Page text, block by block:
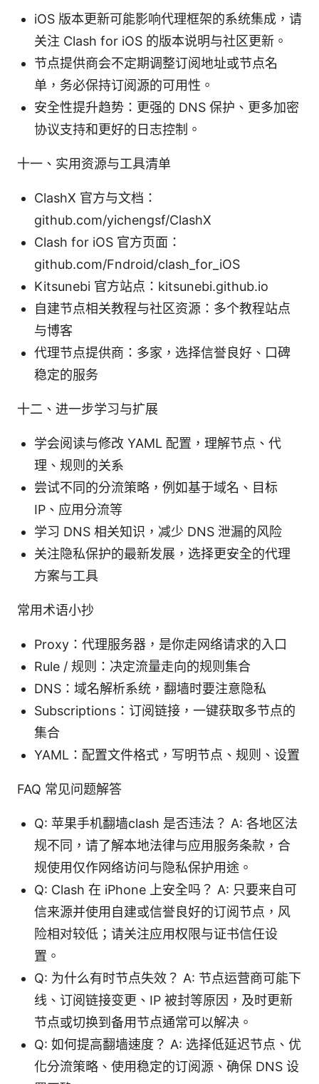
iOS 版本更新可能影响代理框架的系统集成，请
关注 Clash for iOS 的版本说明与社区更新。
节点提供商会不定期调整订阅地址或节点名
单，务必保持订阅源的可用性。
安全性提升趋势：更强的 DNS 保护、更多加密
协议支持和更好的日志控制。
十一、实用资源与工具清单
ClashX 官方与文档：
github.com/yichengsf/ClashX
Clash for iOS 官方页面：
github.com/Fndroid/clash_for_iOS
Kitsunebi 官方站点：kitsunebi.github.io
自建节点相关教程与社区资源：多个教程站点
与博客
代理节点提供商：多家，选择信誉良好、口碑
稳定的服务
十二、进一步学习与扩展
学会阅读与修改 YAML 配置，理解节点、代
理、规则的关系
尝试不同的分流策略，例如基于域名、目标
IP、应用分流等
学习 DNS 相关知识，减少 DNS 泄漏的风险
关注隐私保护的最新发展，选择更安全的代理
方案与工具
常用术语小抄
Proxy：代理服务器，是你走网络请求的入口
Rule / 规则：决定流量走向的规则集合
DNS：域名解析系统，翻墙时要注意隐私
Subscriptions：订阅链接，一键获取多节点的
集合
YAML：配置文件格式，写明节点、规则、设置
FAQ 常见问题解答
Q: 苹果手机翻墙clash 是否违法？ A: 各地区法
规不同，请了解本地法律与应用服务条款，合
规使用仅作网络访问与隐私保护用途。
Q: Clash 在 iPhone 上安全吗？ A: 只要来自可
信来源并使用自建或信誉良好的订阅节点，风
险相对较低；请关注应用权限与证书信任设
置。
Q: 为什么有时节点失效？ A: 节点运营商可能下
线、订阅链接变更、IP 被封等原因，及时更新
节点或切换到备用节点通常可以解决。
Q: 如何提高翻墙速度？ A: 选择低延迟节点、优
化分流策略、使用稳定的订阅源、确保 DNS 设